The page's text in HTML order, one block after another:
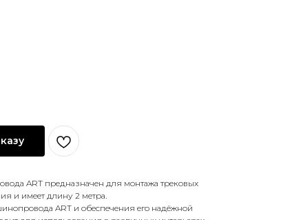
ART предназначен для монтажа трековых
и имеет длину 2 метра.
ART и обеспечения его надёжной